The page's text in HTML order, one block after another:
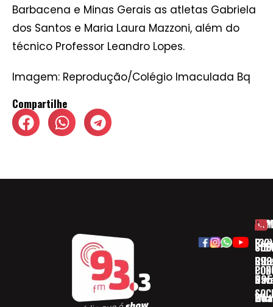
Barbacena e Minas Gerais as atletas Gabriela
dos Santos e Maria Laura Mazzoni, além do
técnico Professor Leandro Lopes.
Imagem: Reprodução/Colégio Imaculada Bq
Compartilhe
(32)